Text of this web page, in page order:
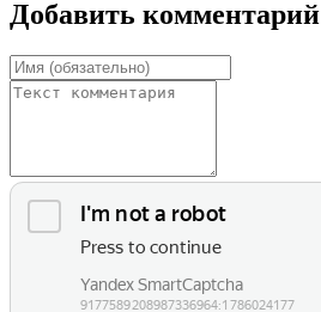
Добавить комментарий